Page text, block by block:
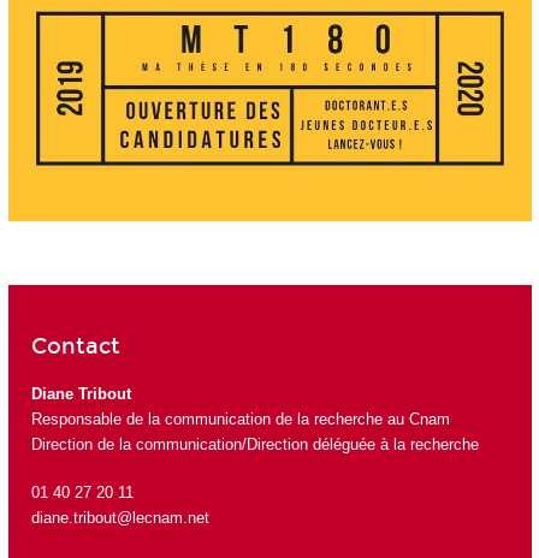
Contact
Diane Tribout
Responsable de la communication de la recherche au Cnam
Direction de la communication/Direction déléguée à la recherche
01 40 27 20 11
diane.tribout@lecnam.net